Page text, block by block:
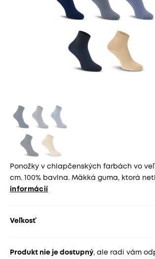
Ponožky v chlapčenských farbách vo
cm. 100% bavlna. Mäkká guma, ktorá
informácií
Veľkosť
Produkt nie je dostupný, ale radi vám